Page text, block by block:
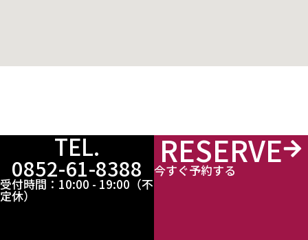
TEL.
0852-61-8388
受付時間：10:00 - 19:00（不
定休）
RESERVE
今すぐ予約する